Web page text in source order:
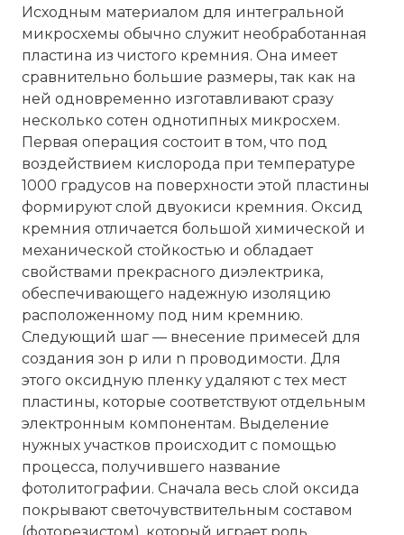
Исходным материалом для интегральной
микросхемы обычно служит необработанная
пластина из чистого кремния. Она имеет
сравнительно большие размеры, так как на
ней одновременно изготавливают сразу
несколько сотен однотипных микросхем.
Первая операция состоит в том, что под
воздействием кислорода при температуре
1000 градусов на поверхности этой пластины
формируют слой двуокиси кремния. Оксид
кремния отличается большой химической и
механической стойкостью и обладает
свойствами прекрасного диэлектрика,
обеспечивающего надежную изоляцию
расположенному под ним кремнию.
Следующий шаг — внесение примесей для
создания зон p или n проводимости. Для
этого оксидную пленку удаляют с тех мест
пластины, которые соответствуют отдельным
электронным компонентам. Выделение
нужных участков происходит с помощью
процесса, получившего название
фотолитографии. Сначала весь слой оксида
покрывают светочувствительным составом